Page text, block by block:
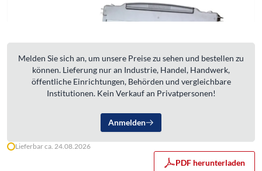
Melden Sie sich an, um unsere Preise zu sehen und bestellen zu
können. Lieferung nur an Industrie, Handel, Handwerk,
öffentliche Einrichtungen, Behörden und vergleichbare
Institutionen. Kein Verkauf an Privatpersonen!
Anmelden
Lieferbar ca. 24.08.2026
PDF herunterladen